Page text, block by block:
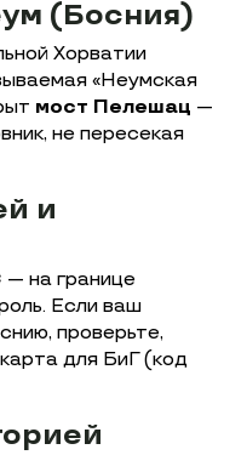
(Босния)
Хорватии
«Неумская
мост Пелешац —
не пересекая
и
на границе
Если ваш
проверьте,
для БиГ (код